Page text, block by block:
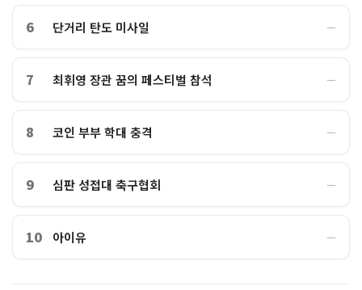
6 단거리 탄도 미사일 ―
7 최휘영 장관 꿈의 페스티벌 참석 ―
8 코인 부부 학대 충격 ―
9 심판 성접대 축구협회 ―
10 아이유 ―